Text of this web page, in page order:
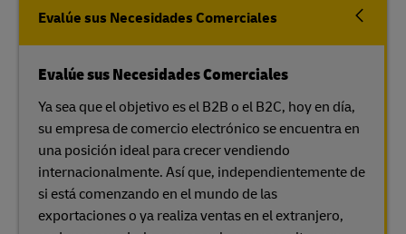
Evalúe sus Necesidades Comerciales
Evalúe sus Necesidades Comerciales
Ya sea que el objetivo es el B2B o el B2C, hoy en día,
su empresa de comercio electrónico se encuentra en
una posición ideal para crecer vendiendo
internacionalmente. Así que, independientemente de
si está comenzando en el mundo de las
exportaciones o ya realiza ventas en el extranjero,